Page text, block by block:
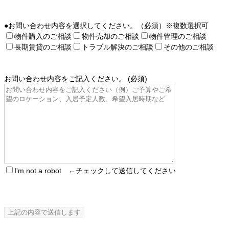
●お問い合わせ内容を選択してください。（必須）※複数選択可
物件購入のご相談
物件売却のご相談
物件管理のご相談
長期賃貸のご相談
トラブル解決のご相談 その他のご相談
お問い合わせ内容をご記入ください。 (必須)
I'm not a robot ←チェックして送信してください